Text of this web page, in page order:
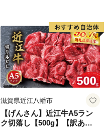
気】(H083106)
滋賀県近江八幡市
【げんさん】近江牛A5ラン
ク切落し【500g】【訳あり】